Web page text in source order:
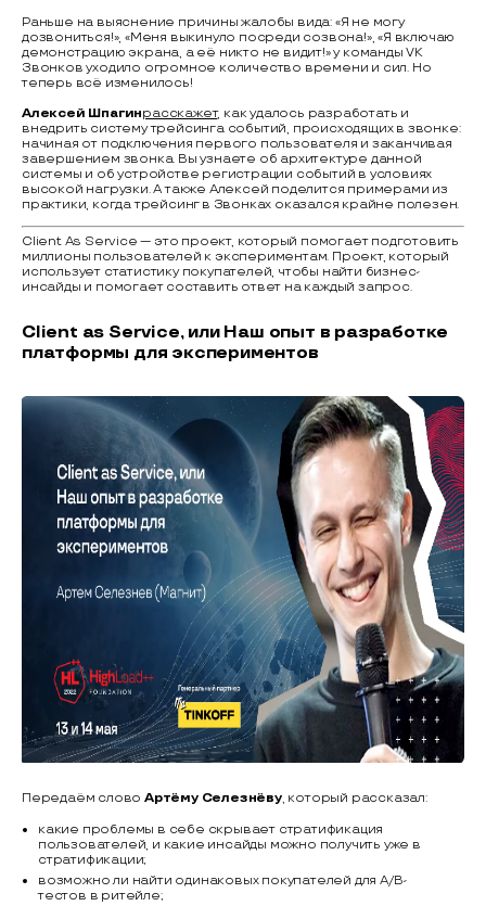
Раньше на выяснение причины жалобы вида: «Я не могу
дозвониться!», «Меня выкинуло посреди созвона!», «Я включаю
демонстрацию экрана, а её никто не видит!» у команды VK
Звонков уходило огромное количество времени и сил. Но
теперь всё изменилось!
Алексей Шпагинрасскажет, как удалось разработать и
внедрить систему трейсинга событий, происходящих в звонке:
начиная от подключения первого пользователя и заканчивая
завершением звонка. Вы узнаете об архитектуре данной
системы и об устройстве регистрации событий в условиях
высокой нагрузки. А также Алексей поделится примерами из
практики, когда трейсинг в Звонках оказался крайне полезен.
Client As Service — это проект, который помогает подготовить
миллионы пользователей к экспериментам. Проект, который
использует статистику покупателей, чтобы найти бизнес-
инсайды и помогает составить ответ на каждый запрос.
Client as Service, или Наш опыт в разработке
платформы для экспериментов
Передаём слово Артёму Селезнёву, который рассказал:
какие проблемы в себе скрывает стратификация
пользователей, и какие инсайды можно получить уже в
стратификации;
возможно ли найти одинаковых покупателей для A/B-
тестов в ритейле;